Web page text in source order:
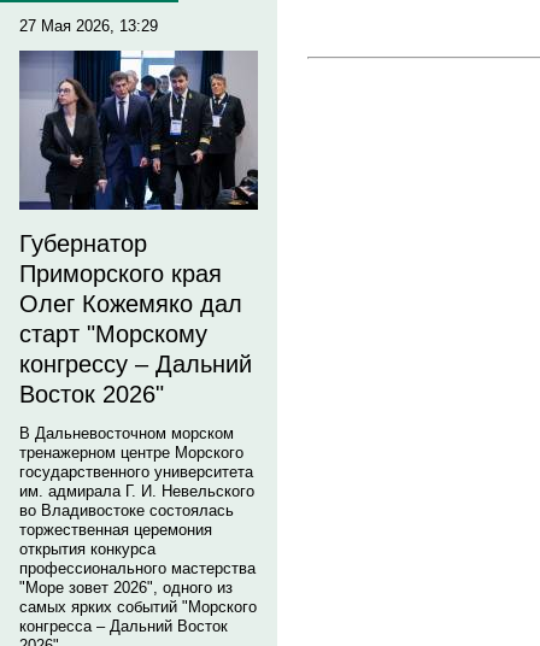
27 Мая 2026, 13:29
Губернатор
Приморского края
Олег Кожемяко дал
старт "Морскому
конгрессу – Дальний
Восток 2026"
В Дальневосточном морском
тренажерном центре Морского
государственного университета
им. адмирала Г. И. Невельского
во Владивостоке состоялась
торжественная церемония
открытия конкурса
профессионального мастерства
"Море зовет 2026", одного из
самых ярких событий "Морского
конгресса – Дальний Восток